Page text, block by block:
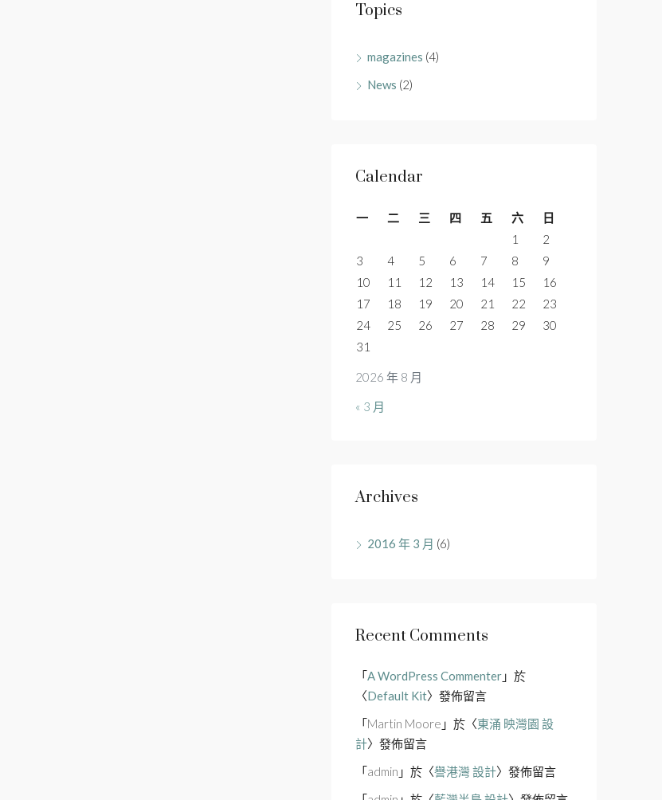
Topics
magazines (4)
News (2)
Calendar
2026 年 8 月
一 二 三 四 五 六
日
1
2
3
4 5 6 7 8
9
10
11 12 13 14 15
16
17
18 19 20 21 22
23
24
25 26 27 28 29
30
31
« 3 月
Archives
2016 年 3 月 (6)
Recent Comments
「A WordPress Commenter 」於
〈Default Kit〉發佈留言
「Martin Moore 」於〈東涌 映灣園 設
計〉發佈留言
「admin 」於〈譽港灣 設計〉發佈留言